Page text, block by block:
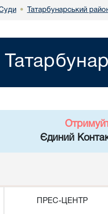
• Татарбунарський
Єдиний
ПРЕС-ЦЕНТР